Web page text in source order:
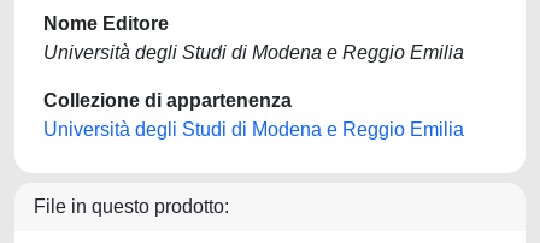
Nome Editore
Università degli Studi di Modena e Reggio Emilia
Collezione di appartenenza
Università degli Studi di Modena e Reggio Emilia
File in questo prodotto: